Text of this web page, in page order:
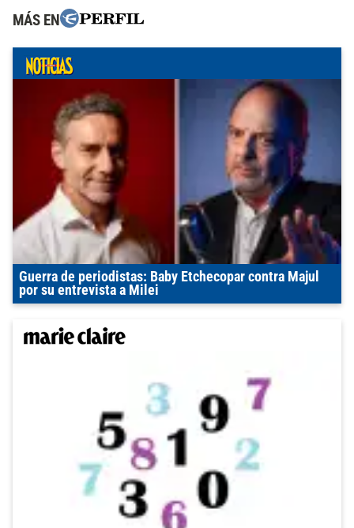
MÁS EN
Guerra de periodistas: Baby Etchecopar contra Majul
por su entrevista a Milei